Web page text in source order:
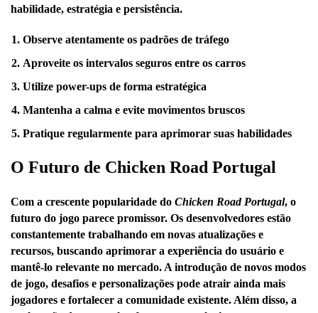
habilidade, estratégia e persistência.
Observe atentamente os padrões de tráfego
Aproveite os intervalos seguros entre os carros
Utilize power-ups de forma estratégica
Mantenha a calma e evite movimentos bruscos
Pratique regularmente para aprimorar suas habilidades
O Futuro de Chicken Road Portugal
Com a crescente popularidade do Chicken Road Portugal, o
futuro do jogo parece promissor. Os desenvolvedores estão
constantemente trabalhando em novas atualizações e
recursos, buscando aprimorar a experiência do usuário e
mantê-lo relevante no mercado. A introdução de novos modos
de jogo, desafios e personalizações pode atrair ainda mais
jogadores e fortalecer a comunidade existente. Além disso, a